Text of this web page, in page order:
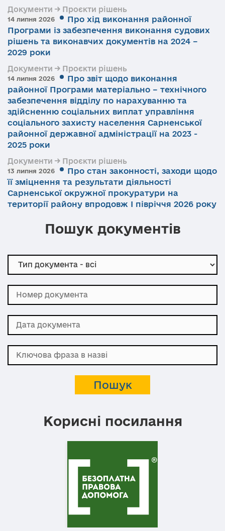
Документи → Проєкти рішень
14 липня 2026
Про хід виконання районної
Програми із забезпечення виконання судових
рішень та виконавчих документів на 2024 –
2029 роки
Документи → Проєкти рішень
14 липня 2026
Про звіт щодо виконання
районної Програми матеріально – технічного
забезпечення відділу по нарахуванню та
здійсненню соціальних виплат управління
соціального захисту населення Сарненської
районної державної адміністрації на 2023 -
2025 роки
Документи → Проєкти рішень
13 липня 2026
Про стан законності, заходи щодо
її зміцнення та результати діяльності
Сарненської окружної прокуратури на
території району впродовж І півріччя 2026 року
Пошук документів
Корисні посилання